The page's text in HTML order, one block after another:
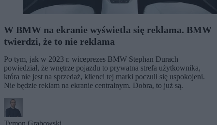
W BMW na ekranie wyświetla się reklama. BMW
twierdzi, że to nie reklama
Po tym, jak w 2023 r. wiceprezes BMW Stephan Durach
powiedział, że wnętrze pojazdu to prywatna strefa użytkownika,
która nie jest na sprzedaż, klienci tej marki poczuli się uspokojeni.
Nie będzie reklam na ekranie centralnym. Dobra, to już są.
Tymon Grabowski